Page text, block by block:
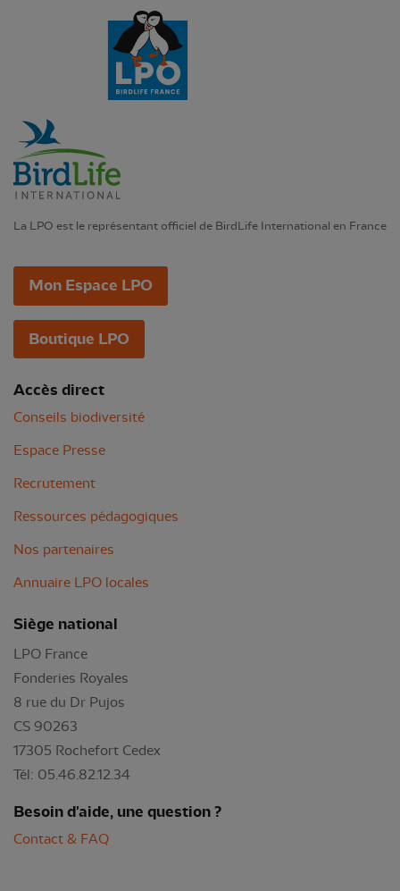
La LPO est le représentant officiel de BirdLife International en France
Mon Espace LPO
Boutique LPO
Accès direct
Conseils biodiversité
Espace Presse
Recrutement
Ressources pédagogiques
Nos partenaires
Annuaire LPO locales
Siège national
LPO France
Fonderies Royales
8 rue du Dr Pujos
CS 90263
17305 Rochefort Cedex
Tél: 05.46.82.12.34
Besoin d'aide, une question ?
Contact & FAQ